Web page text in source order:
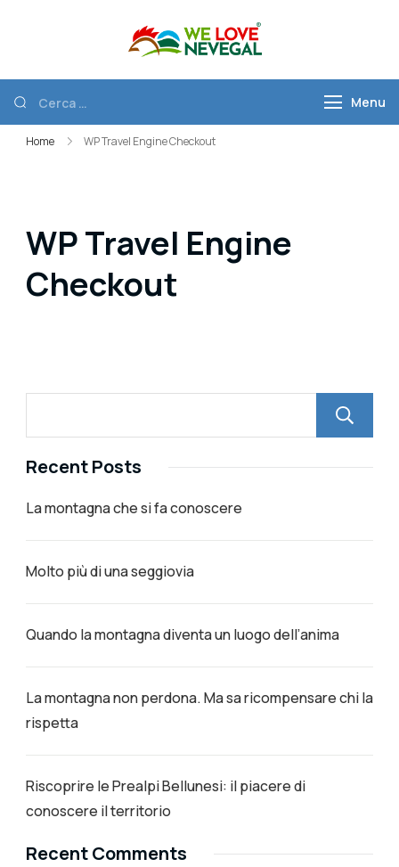
Nevegal
Menu
Home WP Travel Engine Checkout
WP Travel Engine
Checkout
Recent Posts
La montagna che si fa conoscere
Molto più di una seggiovia
Quando la montagna diventa un luogo dell’anima
La montagna non perdona. Ma sa ricompensare chi la
rispetta
Riscoprire le Prealpi Bellunesi: il piacere di
conoscere il territorio
Recent Comments